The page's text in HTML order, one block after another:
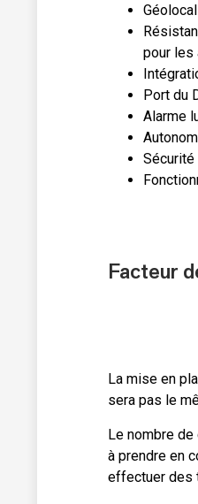
pour les
Port du
Alarme
Sécurité
Facteur
La mise en
sera pas le
Le nombre
à prendre en
effectuer des